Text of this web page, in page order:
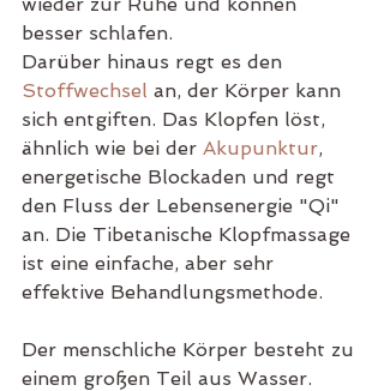
besser schlafen.
Darüber hinaus regt es den
Stoffwechsel an, der Körper kann
sich entgiften. Das Klopfen löst,
ähnlich wie bei der Akupunktur,
energetische Blockaden und regt
den Fluss der Lebensenergie "Qi"
an. Die Tibetanische Klopfmassage
ist eine einfache, aber sehr
effektive Behandlungsmethode.
Der menschliche Körper besteht zu
einem großen Teil aus Wasser.